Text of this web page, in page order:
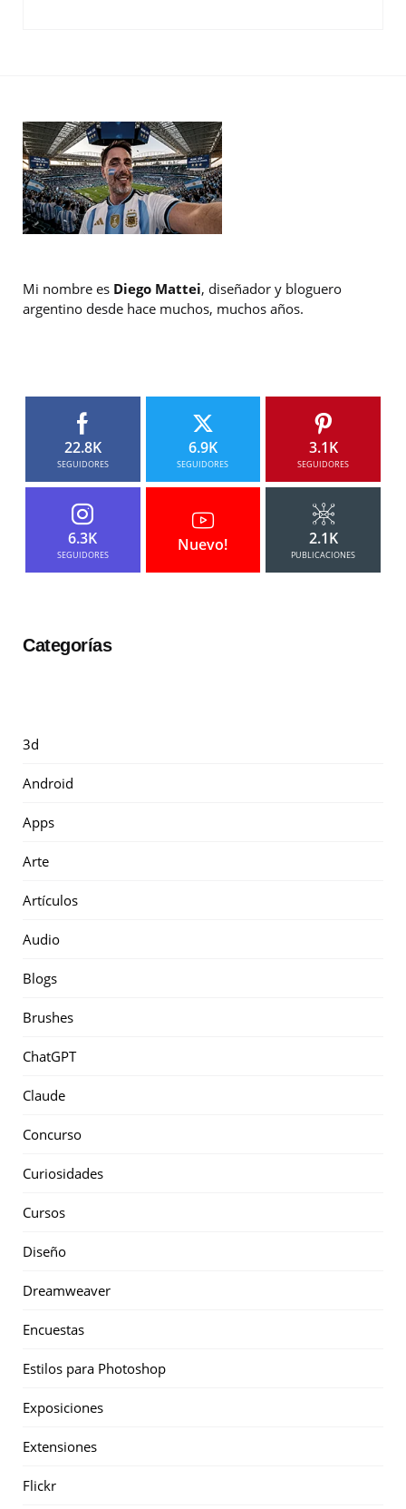
Mi nombre es Diego Mattei, diseñador y bloguero
argentino desde hace muchos, muchos años.
22.8K
SEGUIDORES
6.9K
SEGUIDORES
3.1K
SEGUIDORES
6.3K
SEGUIDORES
Nuevo! 2.1K
PUBLICACIONES
Categorías
3d
Android
Apps
Arte
Artículos
Audio
Blogs
Brushes
ChatGPT
Claude
Concurso
Curiosidades
Cursos
Diseño
Dreamweaver
Encuestas
Estilos para Photoshop
Exposiciones
Extensiones
Flickr